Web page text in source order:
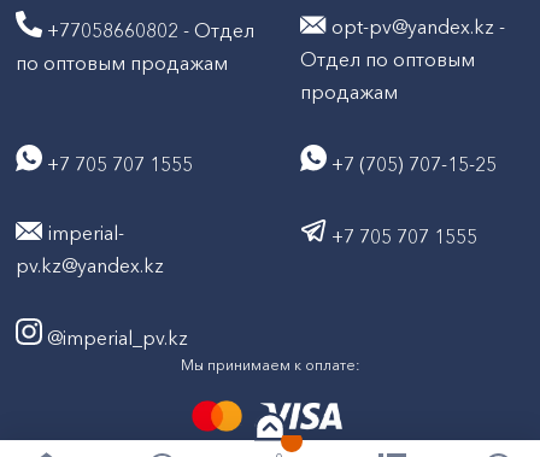
+77058660802 - Отдел
по оптовым продажам
opt-pv@yandex.kz -
Отдел по оптовым
продажам
+7 705 707 1555 +7 (705) 707-15-25
imperial-
pv.kz@yandex.kz
+7 705 707 1555
@imperial_pv.kz
Мы принимаем к оплате: